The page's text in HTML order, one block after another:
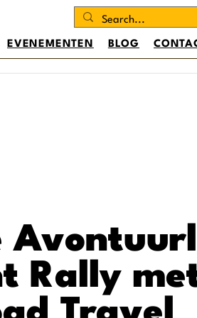
EVENEMENTEN BLOG
Rally